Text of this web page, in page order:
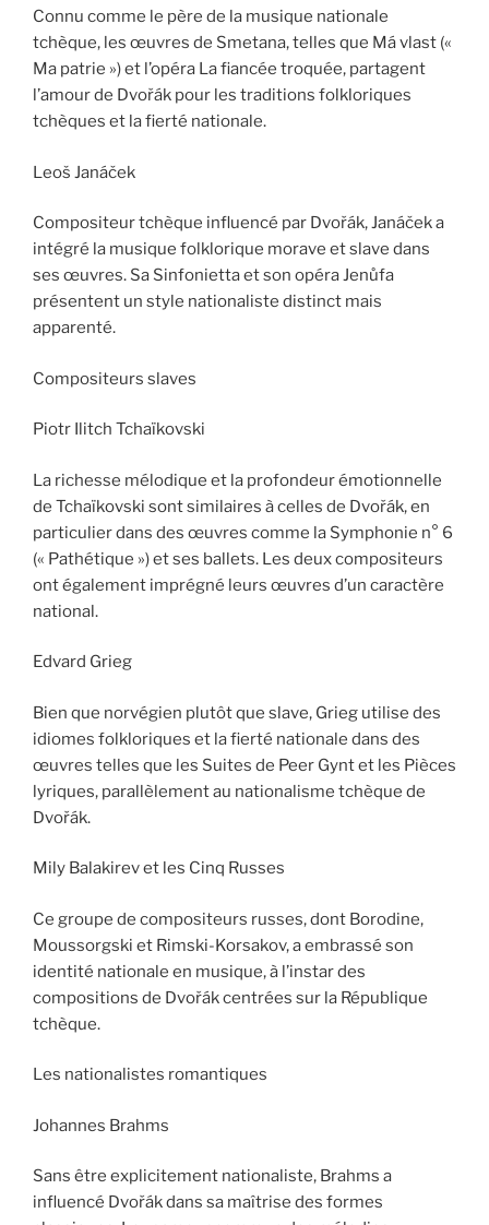
Connu comme le père de la musique nationale
tchèque, les œuvres de Smetana, telles que Má vlast («
Ma patrie ») et l’opéra La fiancée troquée, partagent
l’amour de Dvořák pour les traditions folkloriques
tchèques et la fierté nationale.
Leoš Janáček
Compositeur tchèque influencé par Dvořák, Janáček a
intégré la musique folklorique morave et slave dans
ses œuvres. Sa Sinfonietta et son opéra Jenůfa
présentent un style nationaliste distinct mais
apparenté.
Compositeurs slaves
Piotr Ilitch Tchaïkovski
La richesse mélodique et la profondeur émotionnelle
de Tchaïkovski sont similaires à celles de Dvořák, en
particulier dans des œuvres comme la Symphonie n° 6
(« Pathétique ») et ses ballets. Les deux compositeurs
ont également imprégné leurs œuvres d’un caractère
national.
Edvard Grieg
Bien que norvégien plutôt que slave, Grieg utilise des
idiomes folkloriques et la fierté nationale dans des
œuvres telles que les Suites de Peer Gynt et les Pièces
lyriques, parallèlement au nationalisme tchèque de
Dvořák.
Mily Balakirev et les Cinq Russes
Ce groupe de compositeurs russes, dont Borodine,
Moussorgski et Rimski-Korsakov, a embrassé son
identité nationale en musique, à l’instar des
compositions de Dvořák centrées sur la République
tchèque.
Les nationalistes romantiques
Johannes Brahms
Sans être explicitement nationaliste, Brahms a
influencé Dvořák dans sa maîtrise des formes